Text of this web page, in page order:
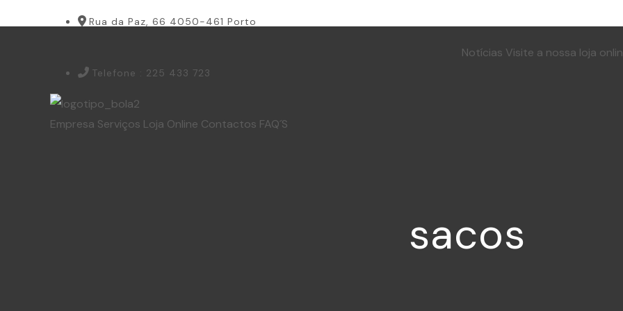
Rua da Paz, 66 4050-461 Porto
Notícias Visite a nossa loja online.
Telefone : 225 433 723
Empresa Serviços Loja Online Contactos FAQ´S
sacos